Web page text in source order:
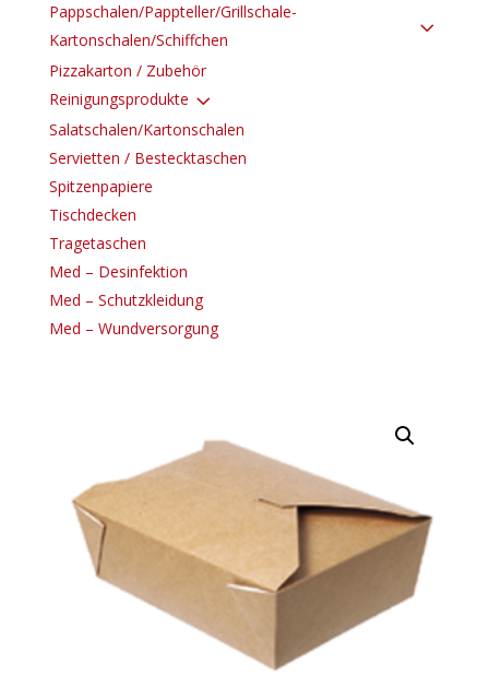
Pappschalen/Pappteller/Grillschale-
Kartonschalen/Schiffchen
3
Pizzakarton / Zubehör
Reinigungsprodukte 3
Salatschalen/Kartonschalen
Servietten / Bestecktaschen
Spitzenpapiere
Tischdecken
Tragetaschen
Med – Desinfektion
Med – Schutzkleidung
Med – Wundversorgung